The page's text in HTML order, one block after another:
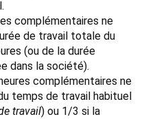
complémentaires ne
de travail totale du
(ou de la durée
dans la société).
complémentaires ne
temps de travail habituel
travail) ou 1/3 si la